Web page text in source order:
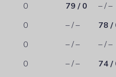
0 79 / 0
– / –
0 – / –
78 /
0 – / –
– / –
0 – / –
74 /